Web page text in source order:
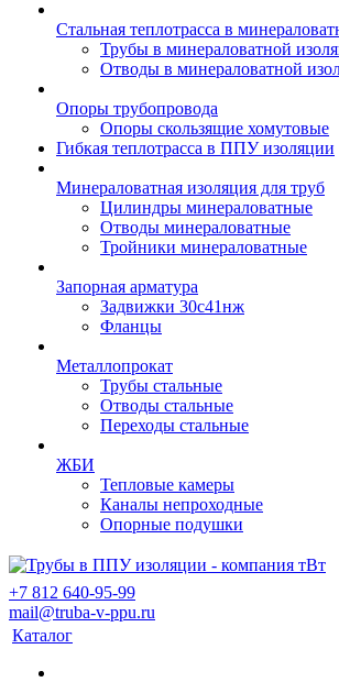
Стальная теплотрасса в
Трубы в минераловатной
Отводы в минераловатной
Опоры трубопровода
Опоры скользящие хомутовые
Гибкая теплотрасса в ППУ изоляции
Минераловатная изоляция для труб
Цилиндры минераловатные
Отводы минераловатные
Тройники минераловатные
Запорная арматура
Задвижки 30с41нж
Фланцы
Металлопрокат
Трубы стальные
Отводы стальные
Переходы стальные
ЖБИ
Тепловые камеры
Каналы непроходные
Опорные подушки
+7 812 640-95-99
mail@truba-v-ppu.ru
Каталог